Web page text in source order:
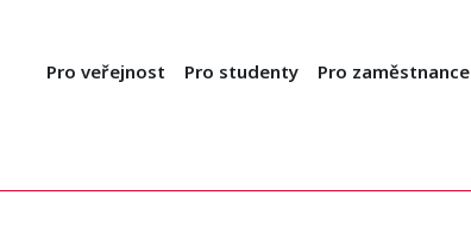
Pro veřejnost Pro studenty Pro zaměstnance